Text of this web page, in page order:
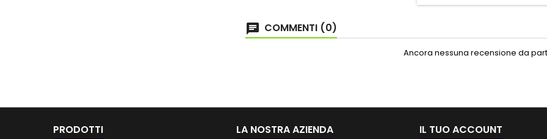
COMMENTI (0)
Ancora nessuna recensione da
PRODOTTI LA NOSTRA AZIENDA IL TUO ACCOUNT